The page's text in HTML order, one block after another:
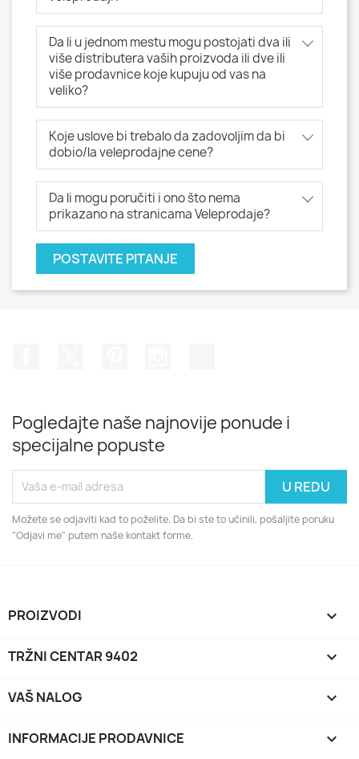
Da li u jednom mestu mogu postojati dva ili
više distributera vaših proizvoda ili dve ili
više prodavnice koje kupuju od vas na
veliko?
Koje uslove bi trebalo da zadovoljim da bi
dobio/la veleprodajne cene?
Da li mogu poručiti i ono što nema
prikazano na stranicama Veleprodaje?
POSTAVITE PITANJE
Pogledajte naše najnovije ponude i
specijalne popuste
Možete se odjaviti kad to poželite. Da bi ste to učinili, pošaljite poruku
"Odjavi me" putem naše kontakt forme.
PROIZVODI 
TRŽNI CENTAR 9402 
VAŠ NALOG 
INFORMACIJE PRODAVNICE keyboard_arrow_down